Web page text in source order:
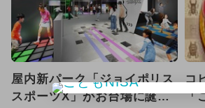
2026年8月のイベント
2024年7月のイベント
2026年7月のイベント
屋内新パーク「ジョイポリス
スポーツX」がお台場に誕
コ
「